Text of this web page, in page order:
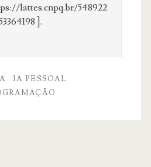
lattes.cnpq.br/548922
].
IA PESSOAL